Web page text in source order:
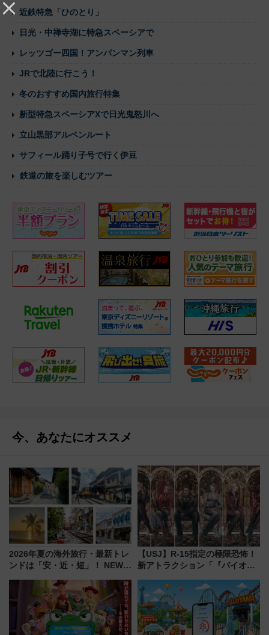
近鉄特急「ひのとり」
日光・中禅寺湖に特急スペーシアで
レッツゴー四国！アンパンマン列車
JRで北陸に行こう！
冬のおすすめ国内旅行特集
新型特急スペーシアXで日光鬼怒川へ
立山黒部アルペンルート
サフィール踊り子号で行く伊豆
鉄道の旅を楽しむツアー
今、あなたにオススメ
2026年夏の海外旅行・最新トレ
ンドは「安・近・短」！ NEWT
渡航先TOP5とは？ 円安時代の
旅行術
【USJ】R-15指定の極限恐怖！
新アトラクション「『バイオハ
ブ」今秋登場 ―予測不能の恐
怖に泣き叫べ―